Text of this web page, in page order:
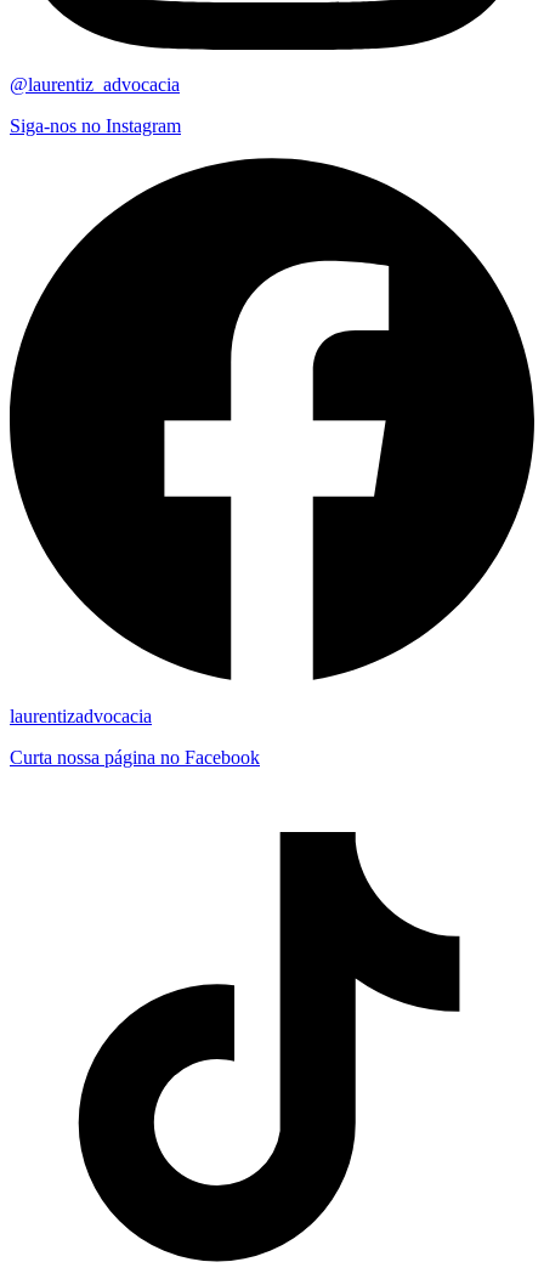
@laurentiz_advocacia
Siga-nos no Instagram
laurentizadvocacia
Curta nossa página no Facebook